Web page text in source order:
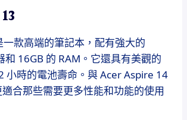
一款高端的筆記本，配有強大的
和 16GB 的 RAM。它還具有美觀的
小時的電池壽命。與 Acer Aspire 14
合那些需要更多性能和功能的使用